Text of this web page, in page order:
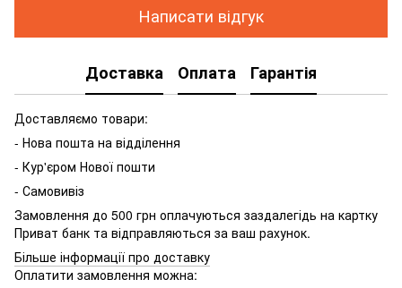
Написати відгук
Доставка Оплата Гарантія
Доставляємо товари:
- Нова пошта на відділення
- Кур'єром Нової пошти
- Самовивіз
Замовлення до 500 грн оплачуються заздалегідь на картку
Приват банк та відправляються за ваш рахунок.
Більше інформації про доставку
Оплатити замовлення можна: